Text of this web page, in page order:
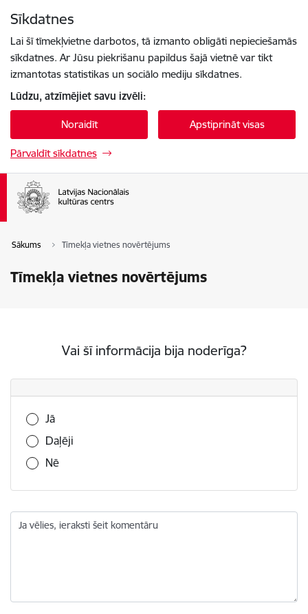
Sīkdatnes
Lai šī tīmekļvietne darbotos, tā izmanto obligāti nepieciešamās
sīkdatnes. Ar Jūsu piekrišanu papildus šajā vietnē var tikt
izmantotas statistikas un sociālo mediju sīkdatnes.
Lūdzu, atzīmējiet savu izvēli:
Noraidīt Apstiprināt visas
Pārvaldīt sīkdatnes
Sākums Tīmekļa vietnes novērtējums
Tīmekļa vietnes novērtējums
Vai šī informācija bija noderīga?
Vai šī informācija bija noderīga?
Jā
Daļēji
Nē
Ja vēlies, ieraksti šeit komentāru